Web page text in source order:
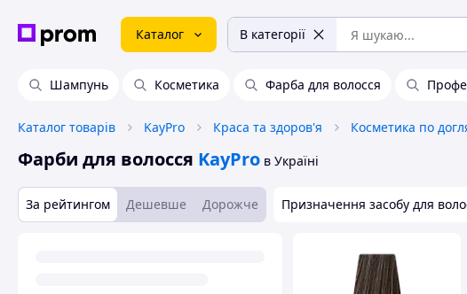
Каталог В категорії
Шампунь Косметика Фарба для волосся
Каталог товарів KayPro Краса та здоров'я Косметика по
Фарби для волосся KayPro в Україні
За рейтингом Дешевше Дорожче Призначення засобу для